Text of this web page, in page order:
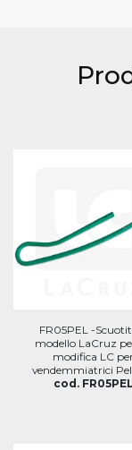
FR05PEL -
modello LaCruz
modifica LC
vendemmiatrici
cod. FR05PEL